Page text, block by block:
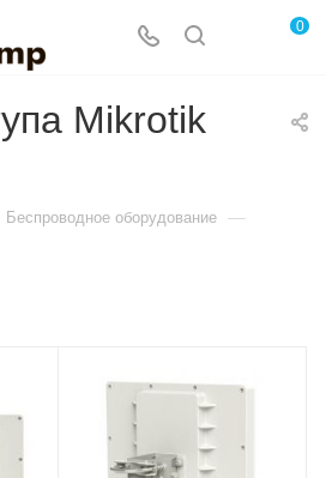
0
Mikrotik
Беспроводное оборудование —
Проводные,
оптические
интерфейсы
1xGigabit Ethernet